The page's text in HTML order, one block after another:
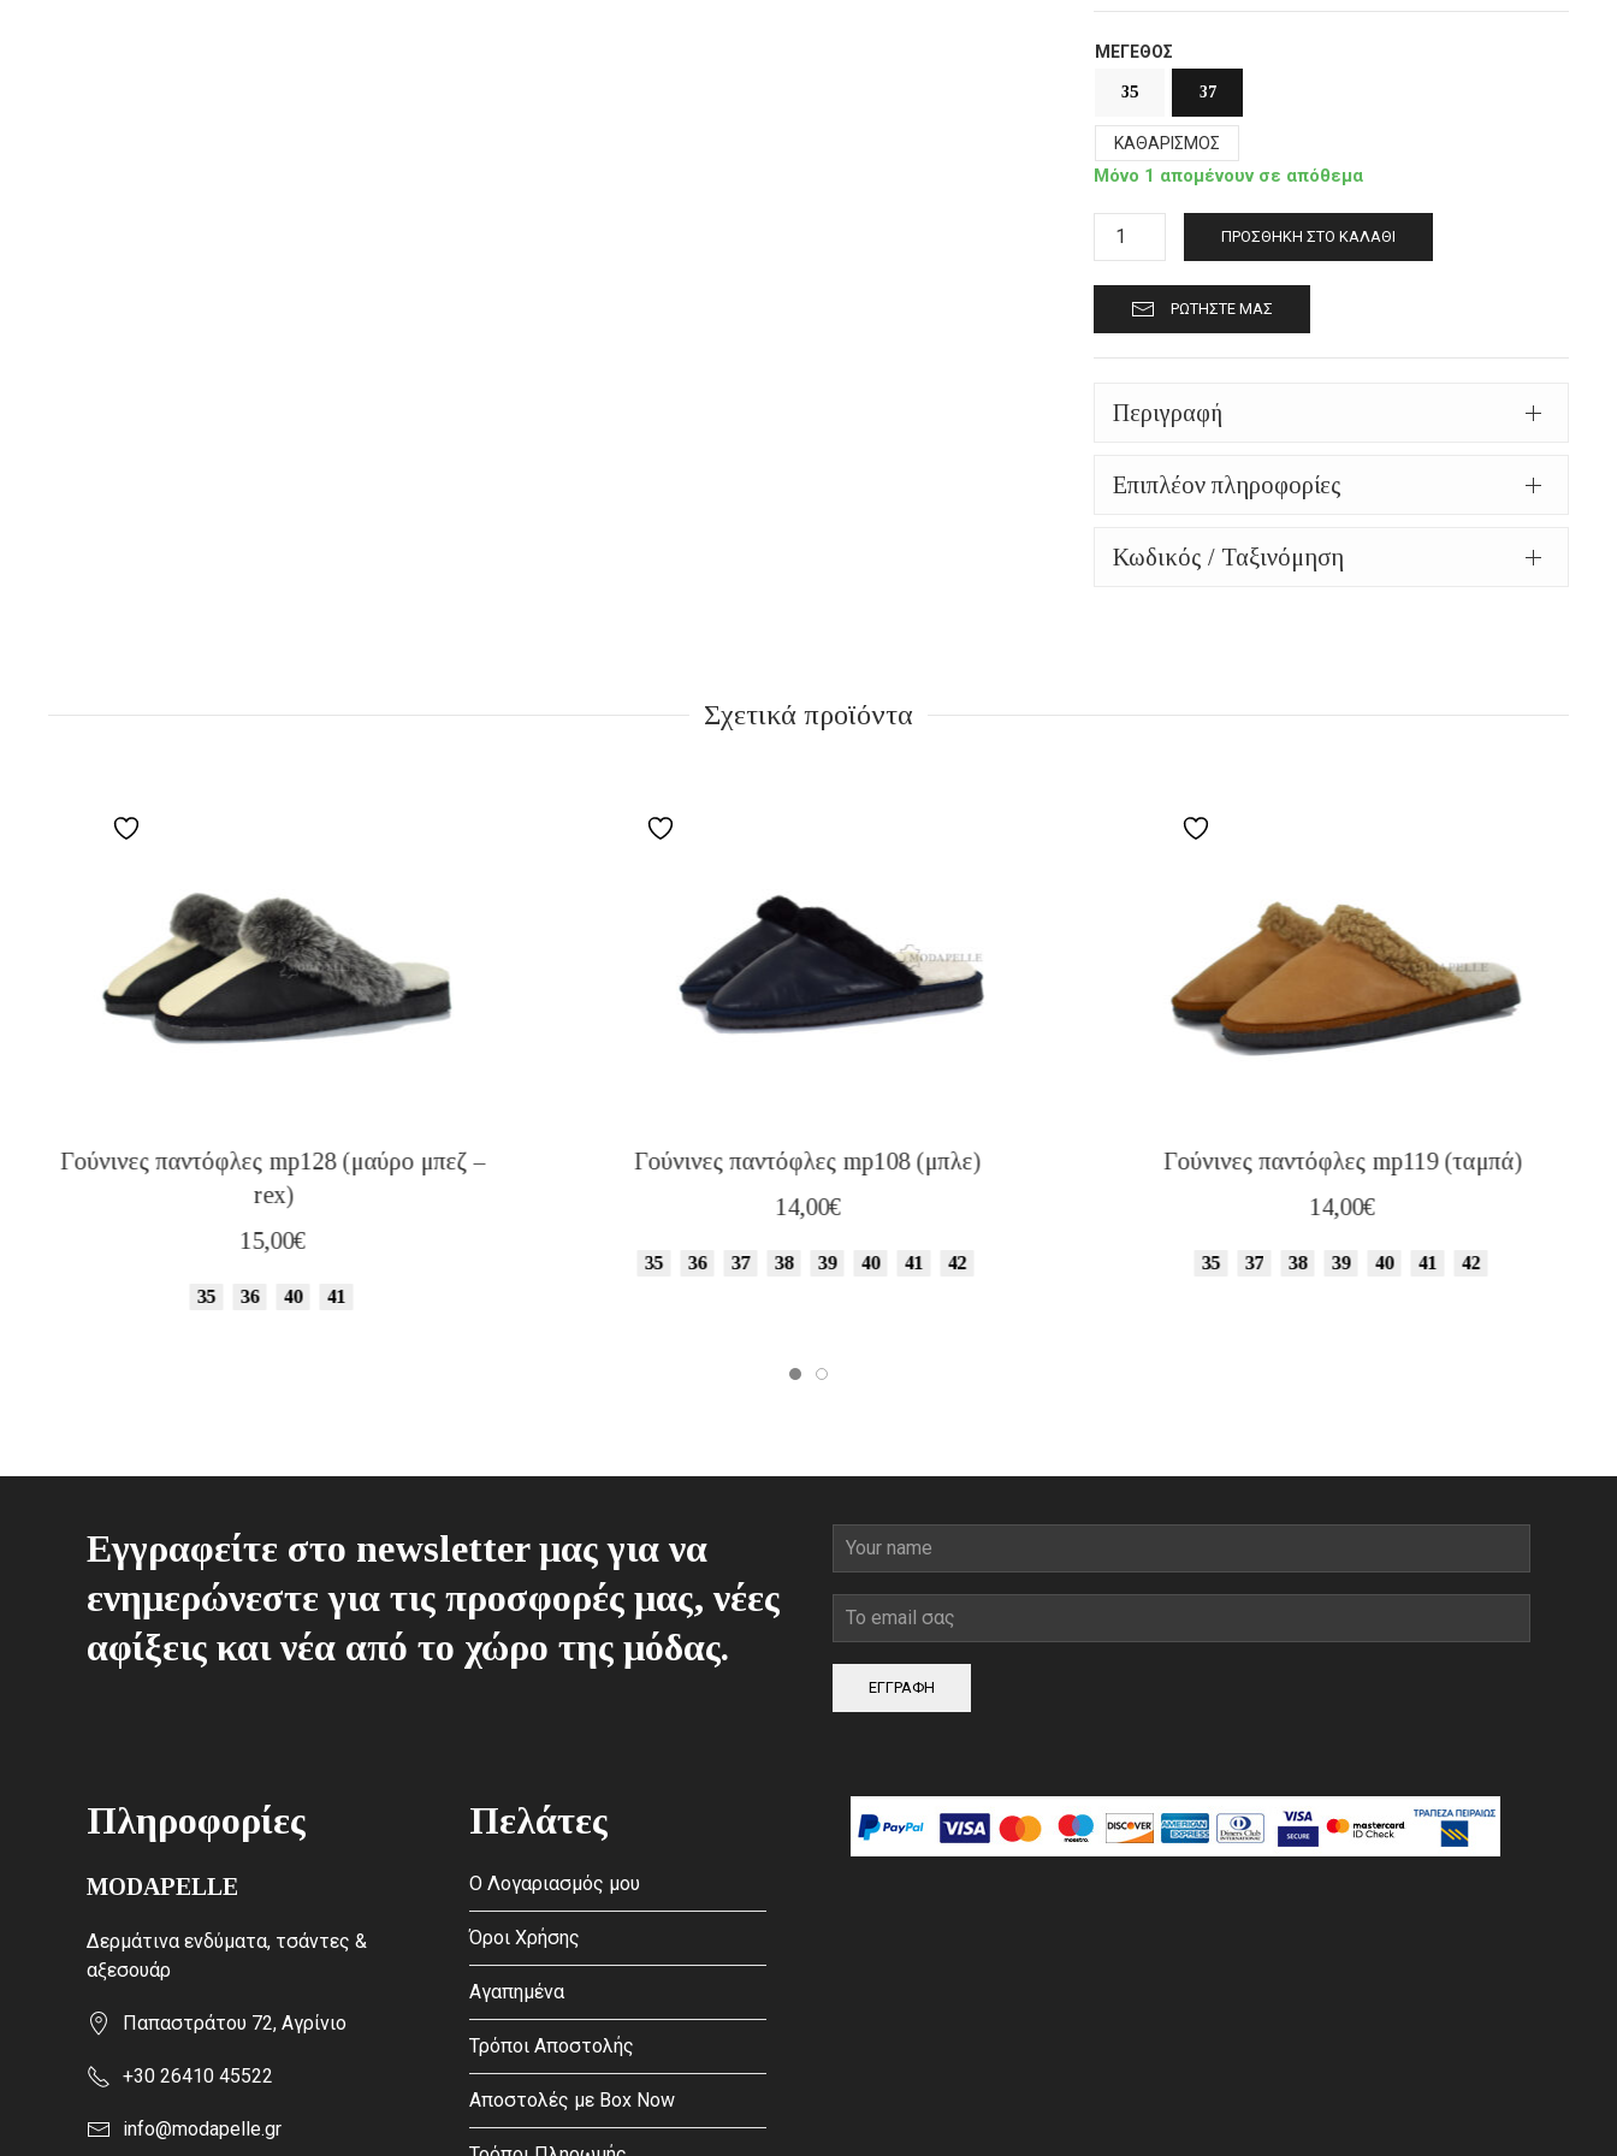
ΜΈΓΕΘΟΣ
35 37
ΚΑΘΑΡΙΣΜΌΣ
Μόνο 1 απομένουν σε απόθεμα
Γούνινες
Καστοριάς
κλειστές
mp422
ΠΡΟΣΘΉΚΗ ΣΤΟ ΚΑΛΆΘΙ
ΡΩΤΉΣΤΕ ΜΑΣ
Περιγραφή
Επιπλέον πληροφορίες
Κωδικός / Ταξινόμηση
Σχετικά προϊόντα
Γούνινες παντόφλες mp128 (μαύρο μπεζ –
rex)
15,00€
35 36 40 41
Γούνινες παντόφλες mp108 (μπλε)
14,00€
35 36 37 38 39 40 41 42
Γούνινες παντόφλες mp119 (ταμπά)
14,00€
35 37 38 39 40 41 42
Εγγραφείτε στο newsletter μας για να
ενημερώνεστε για τις προσφορές μας, νέες
αφίξεις και νέα από το χώρο της μόδας.
ΕΓΓΡΑΦΗ
Πληροφορίες
MODAPELLE
Δερμάτινα ενδύματα, τσάντες &
αξεσουάρ
Παπαστράτου 72, Αγρίνιο
+30 26410 45522
info@modapelle.gr
Πελάτες
Ο Λογαριασμός μου
Όροι Χρήσης
Αγαπημένα
Τρόποι Αποστολής
Αποστολές με Box Now